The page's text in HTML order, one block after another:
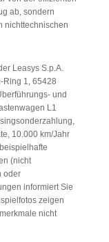
ab, sondern
nichttechnischen
Leasys S.p.A.
Ring 1, 65428
und
L1
10.000 km/Jahr
(nicht
oder
informiert Sie
zeigen
nicht